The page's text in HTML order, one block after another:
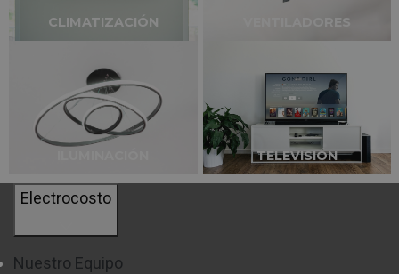
PRODUCTOS TOP DE LG EN BLACK FRIDAY
La mejor manera de aprovechar las ofertas del Black
Friday es apostando por aquellos productos de mejor
calidad que durante el año no suelen estar con
descuentos. Si en el proceso, puedes encontrar
electrodomésticos para equipar tu hogar al menor precio
LG destaca por ser el líder en muchos productos como
CLIMATIZACIÓN VENTILADORES
TELEVISIÓN
Electrocosto
Nuestro Equipo